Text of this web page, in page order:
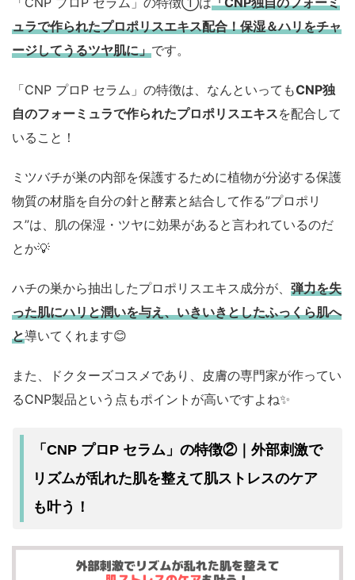
ュラで作られたプロポリスエキス配合！保湿＆ハリをチャ
ージしてうるツヤ肌に」です。
「CNP プロP セラム」の特徴は、なんといってもCNP独
自のフォーミュラで作られたプロポリスエキスを配合して
いること！
ミツバチが巣の内部を保護するために植物が分泌する保護
物質の材脂を自分の針と酵素と結合して作る”プロポリ
ス”は、肌の保湿・ツヤに効果があると言われているのだ
とか💡
ハチの巣から抽出したプロポリスエキス成分が、 弾力を失
った肌にハリと潤いを与え、いきいきとしたふっくら肌へ
と導いてくれます😊
また、ドクターズコスメであり、皮膚の専門家が作ってい
るCNP製品という点もポイントが高いですよね✨
「CNP プロP セラム」の特徴②｜外部刺激で
リズムが乱れた肌を整えて肌ストレスのケア
も叶う！